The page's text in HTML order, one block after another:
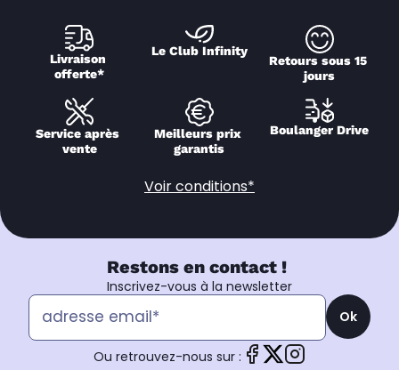
Livraison
offerte*
Le Club Infinity
Retours sous 15
jours
Service après
vente
Meilleurs prix
garantis
Boulanger Drive
Voir conditions*
Restons en contact !
Inscrivez-vous à la newsletter
Ok
Ou retrouvez-nous sur :